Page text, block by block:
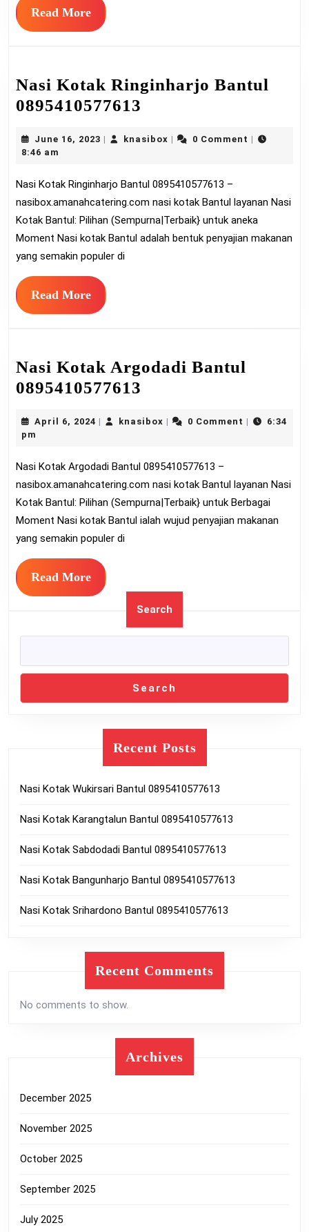
Read MoreRead
More
Nasi Kotak Ringinharjo Bantul
0895410577613
Ringinharjo
0895410577613
June 16, 2023 June
| knasiboxknasibox
| 0 Comment |
8:46 am
Nasi Kotak Ringinharjo Bantul 0895410577613 –
nasibox.amanahcatering.com nasi kotak Bantul layanan Nasi
Kotak Bantul: Pilihan (Sempurna|Terbaik} untuk aneka
Moment Nasi kotak Bantul adalah bentuk penyajian makanan
yang semakin populer di
Read MoreRead
More
Nasi Kotak Argodadi Bantul
0895410577613
Argodadi
0895410577613
April 6, 2024 April
| knasiboxknasibox
| 0 Comment |
6:34
pm
Nasi Kotak Argodadi Bantul 0895410577613 –
nasibox.amanahcatering.com nasi kotak Bantul layanan Nasi
Kotak Bantul: Pilihan (Sempurna|Terbaik} untuk Berbagai
Moment Nasi kotak Bantul ialah wujud penyajian makanan
yang semakin populer di
Read MoreRead
More
Search
Search
Recent Posts
Nasi Kotak Wukirsari Bantul 0895410577613
Nasi Kotak Karangtalun Bantul 0895410577613
Nasi Kotak Sabdodadi Bantul 0895410577613
Nasi Kotak Bangunharjo Bantul 0895410577613
Nasi Kotak Srihardono Bantul 0895410577613
Recent Comments
No comments to show.
Archives
December 2025
November 2025
October 2025
September 2025
July 2025